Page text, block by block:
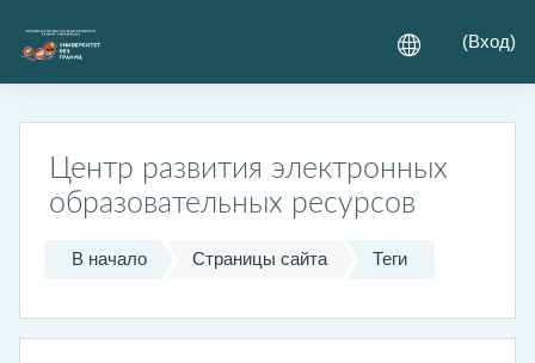
(Вход)
Центр развития электронных
образовательных ресурсов
В начало Страницы сайта Теги